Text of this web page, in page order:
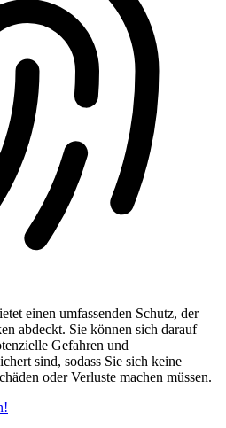
einen umfassenden Schutz, der
abdeckt. Sie können sich darauf
Gefahren und
sind, sodass Sie sich keine
oder Verluste machen müssen.